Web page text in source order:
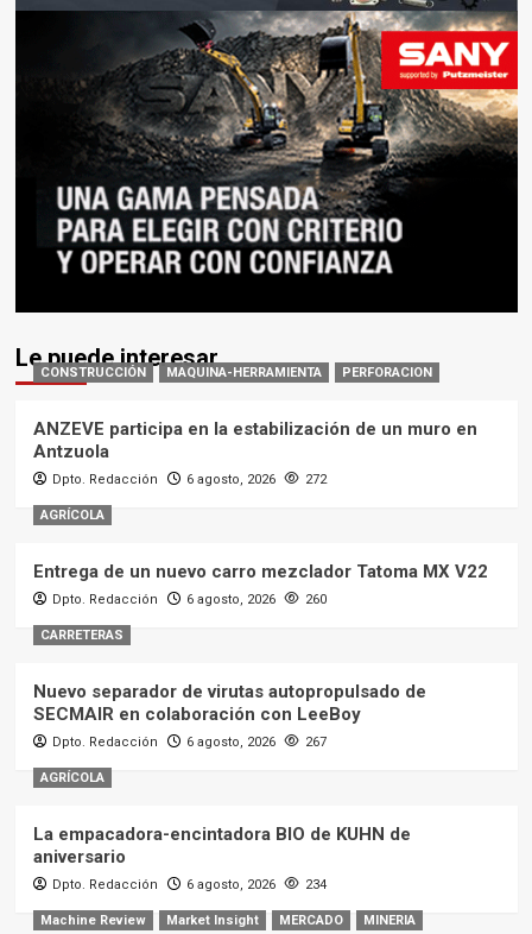
Le puede interesar
CONSTRUCCIÓN MAQUINA-HERRAMIENTA PERFORACION
ANZEVE participa en la estabilización de un muro en
Antzuola
Dpto. Redacción 6 agosto, 2026 272
AGRÍCOLA
Entrega de un nuevo carro mezclador Tatoma MX V22
Dpto. Redacción 6 agosto, 2026 260
CARRETERAS
Nuevo separador de virutas autopropulsado de
SECMAIR en colaboración con LeeBoy
Dpto. Redacción 6 agosto, 2026 267
AGRÍCOLA
La empacadora-encintadora BIO de KUHN de
aniversario
Dpto. Redacción 6 agosto, 2026 234
Machine Review Market Insight MERCADO MINERIA